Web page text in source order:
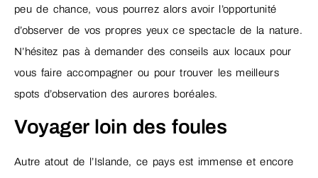
peu de chance, vous pourrez alors avoir l’opportunité
d’observer de vos propres yeux ce spectacle de la nature.
N’hésitez pas à demander des conseils aux locaux pour
vous faire accompagner ou pour trouver les meilleurs
spots d’observation des aurores boréales.
Voyager loin des foules
Autre atout de l’Islande, ce pays est immense et encore